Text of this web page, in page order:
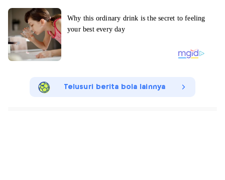
Telusuri berita bola lainnya